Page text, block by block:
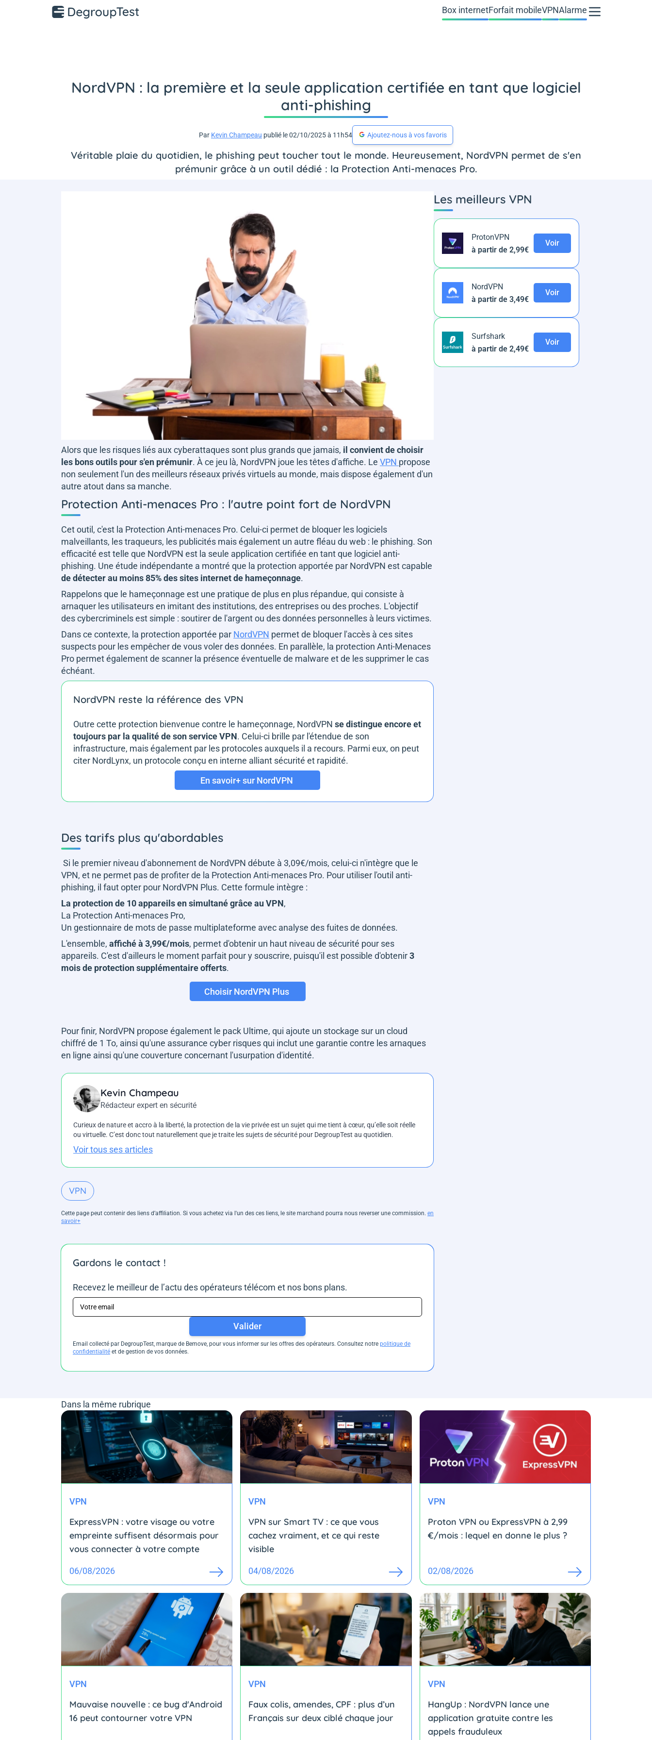
Box internetForfait mobileVPNAlarme
NordVPN : la première et la seule application certifiée en tant que logiciel
anti-phishing
Par Kevin Champeau publié le 02/10/2025 à 11h54 Ajoutez-nous à vos favoris
Véritable plaie du quotidien, le phishing peut toucher tout le monde. Heureusement, NordVPN permet de s'en
prémunir grâce à un outil dédié : la Protection Anti-menaces Pro.
Alors que les risques liés aux cyberattaques sont plus grands que jamais, il convient de choisir
les bons outils pour s'en prémunir. À ce jeu là, NordVPN joue les têtes d'affiche. Le VPN propose
non seulement l'un des meilleurs réseaux privés virtuels au monde, mais dispose également d'un
autre atout dans sa manche.
Protection Anti-menaces Pro : l'autre point fort de NordVPN
Cet outil, c'est la Protection Anti-menaces Pro. Celui-ci permet de bloquer les logiciels
malveillants, les traqueurs, les publicités mais également un autre fléau du web : le phishing. Son
efficacité est telle que NordVPN est la seule application certifiée en tant que logiciel anti-
phishing. Une étude indépendante a montré que la protection apportée par NordVPN est capable
de détecter au moins 85% des sites internet de hameçonnage.
Rappelons que le hameçonnage est une pratique de plus en plus répandue, qui consiste à
arnaquer les utilisateurs en imitant des institutions, des entreprises ou des proches. L'objectif
des cybercriminels est simple : soutirer de l'argent ou des données personnelles à leurs victimes.
Dans ce contexte, la protection apportée par NordVPN permet de bloquer l'accès à ces sites
suspects pour les empêcher de vous voler des données. En parallèle, la protection Anti-Menaces
Pro permet également de scanner la présence éventuelle de malware et de les supprimer le cas
échéant.
NordVPN reste la référence des VPN
Outre cette protection bienvenue contre le hameçonnage, NordVPN se distingue encore et
toujours par la qualité de son service VPN. Celui-ci brille par l'étendue de son
infrastructure, mais également par les protocoles auxquels il a recours. Parmi eux, on peut
citer NordLynx, un protocole conçu en interne alliant sécurité et rapidité.
En savoir+ sur NordVPN
Des tarifs plus qu'abordables
Si le premier niveau d'abonnement de NordVPN débute à 3,09€/mois, celui-ci n'intègre que le
VPN, et ne permet pas de profiter de la Protection Anti-menaces Pro. Pour utiliser l'outil anti-
phishing, il faut opter pour NordVPN Plus. Cette formule intègre :
La protection de 10 appareils en simultané grâce au VPN,
La Protection Anti-menaces Pro,
Un gestionnaire de mots de passe multiplateforme avec analyse des fuites de données.
L'ensemble, affiché à 3,99€/mois, permet d'obtenir un haut niveau de sécurité pour ses
appareils. C'est d'ailleurs le moment parfait pour y souscrire, puisqu'il est possible d'obtenir3
mois de protection supplémentaire offerts.
Choisir NordVPN Plus
Pour finir, NordVPN propose également le pack Ultime, qui ajoute un stockage sur un cloud
chiffré de 1 To, ainsi qu'une assurance cyber risques qui inclut une garantie contre les arnaques
en ligne ainsi qu'une couverture concernant l'usurpation d'identité.
Kevin Champeau
Rédacteur expert en sécurité
Curieux de nature et accro à la liberté, la protection de la vie privée est un sujet qui me tient à cœur, qu’elle soit réelle
ou virtuelle. C’est donc tout naturellement que je traite les sujets de sécurité pour DegroupTest au quotidien.
Voir tous ses articles
VPN
Cette page peut contenir des liens d’affiliation. Si vous achetez via l'un des ces liens, le site marchand pourra nous reverser une commission. en
savoir+
Gardons le contact !
Recevez le meilleur de l’actu des opérateurs télécom et nos bons plans.
Valider
Email collecté par DegroupTest, marque de Bemove, pour vous informer sur les offres des opérateurs. Consultez notre politique de
confidentialité et de gestion de vos données.
Les meilleurs VPN
ProtonVPN
à partir de 2,99€
Voir
NordVPN
à partir de 3,49€
Voir
Surfshark
à partir de 2,49€
Voir
Dans la même rubrique
VPN
ExpressVPN : votre visage ou votre
empreinte suffisent désormais pour
vous connecter à votre compte
06/08/2026
VPN
VPN sur Smart TV : ce que vous
cachez vraiment, et ce qui reste
visible
04/08/2026
VPN
Proton VPN ou ExpressVPN à 2,99
€/mois : lequel en donne le plus ?
02/08/2026
VPN
Mauvaise nouvelle : ce bug d'Android
16 peut contourner votre VPN
VPN
Faux colis, amendes, CPF : plus d’un
Français sur deux ciblé chaque jour
VPN
HangUp : NordVPN lance une
application gratuite contre les
appels frauduleux